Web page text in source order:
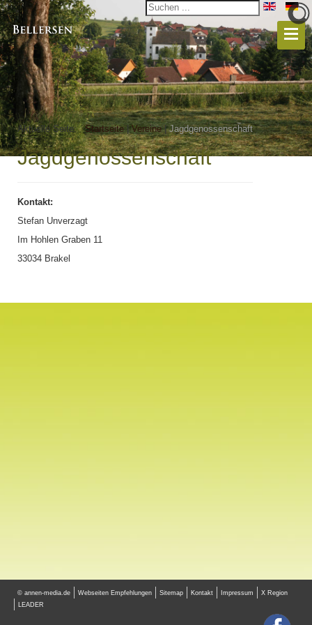
Aktuelle Seite: Startseite Vereine | Jagdgenossenschaft
Jagdgenossenschaft
Kontakt:
Stefan Unverzagt
Im Hohlen Graben 11
33034 Brakel
© annen-media.de Webseiten Empfehlungen Sitemap Kontakt Impressum
X Region
LEADER